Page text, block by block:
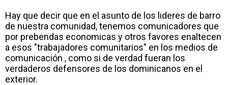
Hay que decir que en el asunto de los lideres de barro
de nuestra comunidad, tenemos comunicadores que
por prebendas economicas y otros favores enaltecen
a esos "trabajadores comunitarios" en los medios de
comunicación , como si de verdad fueran los
verdaderos defensores de los dominicanos en el
exterior.